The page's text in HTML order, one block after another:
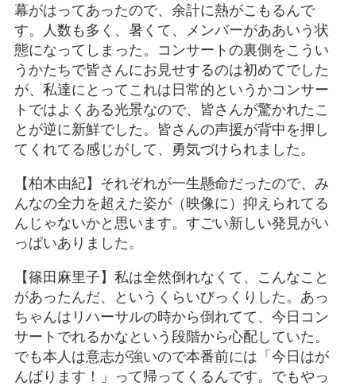
幕がはってあったので、余計に熱がこもるんで
す。人数も多く、暑くて、メンバーがああいう状
態になってしまった。コンサートの裏側をこうい
うかたちで皆さんにお見せするのは初めてでした
が、私達にとってこれは日常的というかコンサー
トではよくある光景なので、皆さんが驚かれたこ
とが逆に新鮮でした。皆さんの声援が背中を押し
てくれてる感じがして、勇気づけられました。
【柏木由紀】それぞれが一生懸命だったので、み
んなの全力を超えた姿が（映像に）抑えられてる
んじゃないかと思います。すごい新しい発見がい
っぱいありました。
【篠田麻里子】私は全然倒れなくて、こんなこと
があったんだ、というくらいびっくりした。あっ
ちゃんはリハーサルの時から倒れてて、今日コン
サートでれるかなという段階から心配していた。
でも本人は意志が強いので本番前には「今日はが
んばります！」って帰ってくるんです。でもやっ